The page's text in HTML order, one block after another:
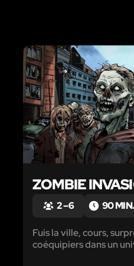
ZOMBIE
2 – 6 90 MIN.
Fuis la ville, cours,
coéquipiers dans un